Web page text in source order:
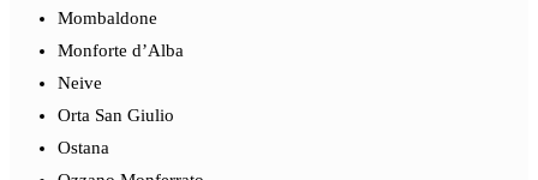
Mombaldone
Monforte d’Alba
Neive
Orta San Giulio
Ostana